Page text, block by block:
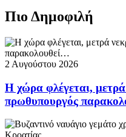
Πιο Δημοφιλή
2 Αυγούστου 2026
Η χώρα φλέγεται,
πρωθυπουργός